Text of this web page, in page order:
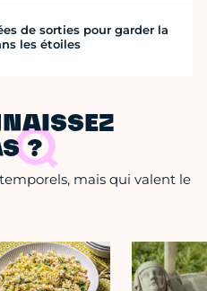
de sorties pour garder la
les étoiles
?
mais qui valent le